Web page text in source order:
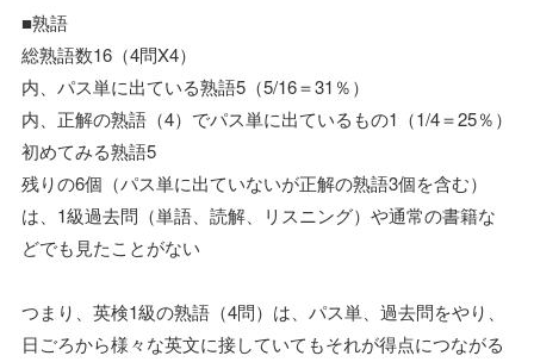
■熟語
総熟語数16（4問X4）
内、パス単に出ている熟語5（5/16＝31％）
内、正解の熟語（4）でパス単に出ているもの1（1/4＝25％）
初めてみる熟語5
残りの6個（パス単に出ていないが正解の熟語3個を含む）
は、1級過去問（単語、読解、リスニング）や通常の書籍な
どでも見たことがない
つまり、英検1級の熟語（4問）は、パス単、過去問をやり、
日ごろから様々な英文に接していてもそれが得点につながる